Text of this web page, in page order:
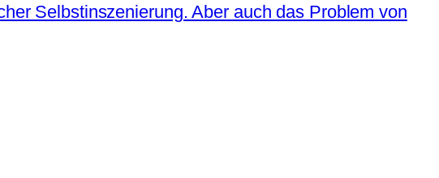
Selbstinszenierung. Aber auch das Problem von